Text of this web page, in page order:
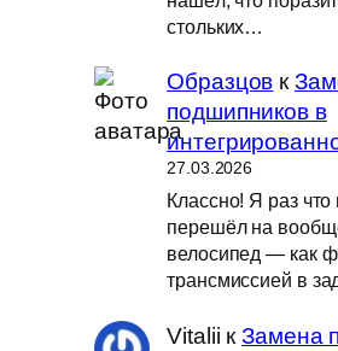
стольких…
Образцов к
подшипников в
27.03.2026
Классно! Я раз
перешёл на
велосипед — как
трансмиссией в
Vitalii кЗамена